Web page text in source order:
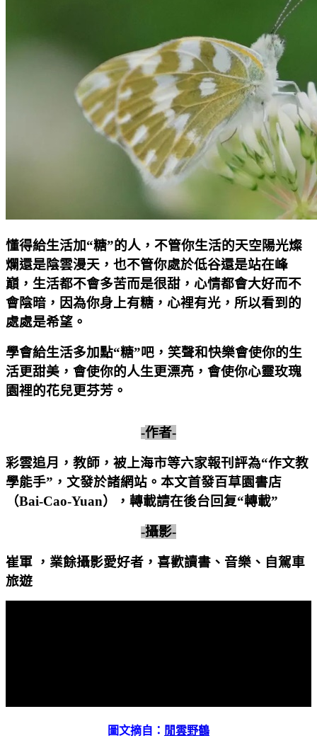
懂得給生活加“糖”的人，不管你生活的天空陽光燦
爛還是陰雲漫天，也不管你處於低谷還是站在峰
巔，生活都不會多苦而是很甜，心情都會大好而不
會陰暗，因為你身上有糖，心裡有光，所以看到的
處處是希望。
學會給生活多加點“糖”吧，笑聲和快樂會使你的生
活更甜美，會使你的人生更漂亮，會使你心靈玫瑰
園裡的花兒更芬芳。
-作者-
彩雲追月，教師，被上海市等六家報刊評為“作文教
學能手”，文發於諸網站。本文首發百草園書店
（Bai-Cao-Yuan），轉載請在後台回复“轉載”
-攝影-
崔軍 ，業餘攝影愛好者，喜歡讀書、音樂、自駕車
旅遊
圖文摘自： 閒雲野鶴